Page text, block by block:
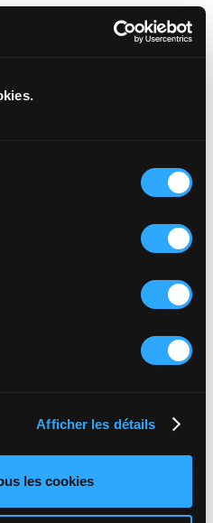
Afficher les détails
les cookies
bonnes décisions, en
de l'expérience
: